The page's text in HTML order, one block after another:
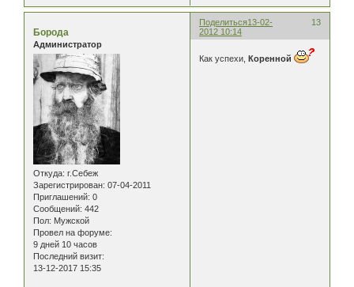
Поделиться 13
13-02-
2012 10:14
Борода
Администратор
Откуда: г.Себеж
Зарегистрирован: 07-04-2011
Приглашений: 0
Сообщений: 442
Пол: Мужской
Провел на форуме:
9 дней 10 часов
Последний визит:
13-12-2017 15:35
Как успехи, Коренной